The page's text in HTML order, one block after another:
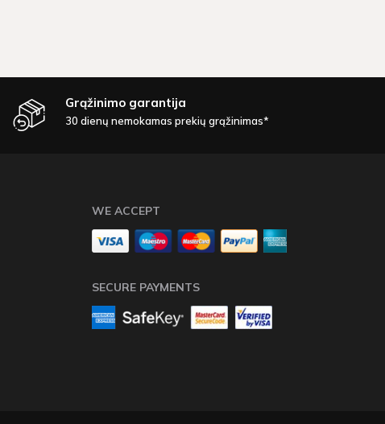
Grąžinimo garantija
30 dienų nemokamas prekių grąžinimas*
WE ACCEPT
SECURE PAYMENTS